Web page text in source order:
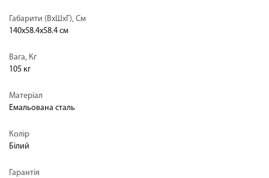
Габарити (ВхШхГ), См
140х58.4х58.4 см
Вага, Кг
105 кг
Матеріал
Емальована сталь
Колір
Білий
Гарантія